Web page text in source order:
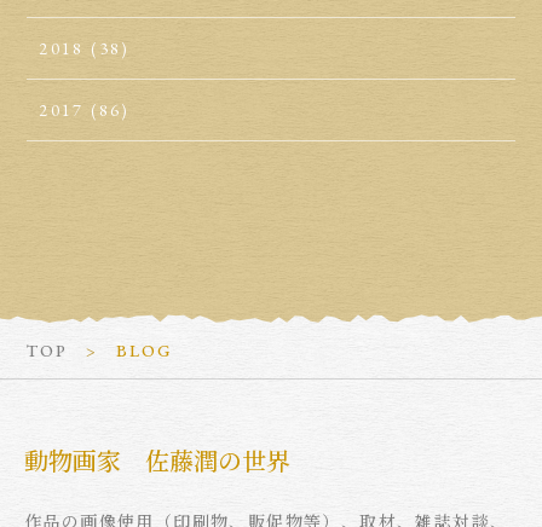
2018 (38)
2017 (86)
TOP BLOG
動物画家 佐藤潤の世界
作品の画像使用（印刷物、販促物等）、取材、雑誌対談、